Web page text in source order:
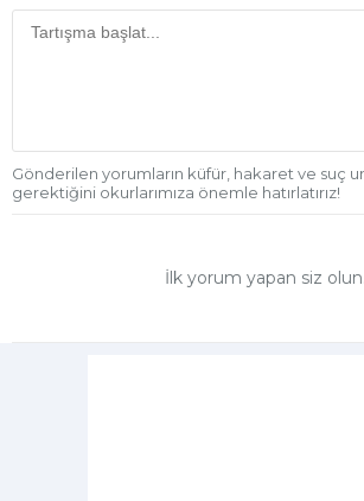
Gönderilen yorumların küfür, hakaret ve suç
gerektiğini okurlarımıza önemle hatırlatırız!
İlk yorum yapan siz olun.